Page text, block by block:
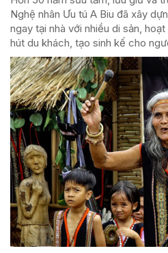
Nghệ nhân Ưu tú A Biu đã xây
ngay tại nhà với nhiều di sản,
hút du khách, tạo sinh kế cho